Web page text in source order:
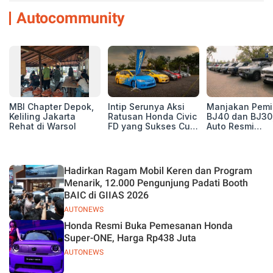
Autocommunity
MBI Chapter Depok,
Keliling Jakarta
Rehat di Warsol
Intip Serunya Aksi
Ratusan Honda Civic
FD yang Sukses Curi
Manjakan
BJ40 dan
Auto Resmi
AUTONEWS
Hadirkan Ragam Mobil Keren dan Program
Menarik, 12.000 Pengunjung Padati Booth
BAIC di GIIAS 2026
AUTONEWS
Honda Resmi Buka Pemesanan Honda
Super-ONE, Harga Rp438 Juta